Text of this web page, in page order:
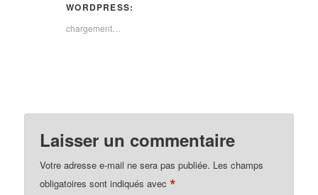
WORDPRESS:
chargement…
Laisser un commentaire
Votre adresse e-mail ne sera pas publiée. Les champs
obligatoires sont indiqués avec*